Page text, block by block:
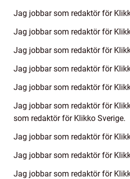
Jag jobbar som redaktör för
Jag jobbar som redaktör för
Jag jobbar som redaktör för
Jag jobbar som redaktör för
Jag jobbar som redaktör för
Jag jobbar som redaktör för
som redaktör för Klikko Sverige.
Jag jobbar som redaktör för
Jag jobbar som redaktör för
Jag jobbar som redaktör för